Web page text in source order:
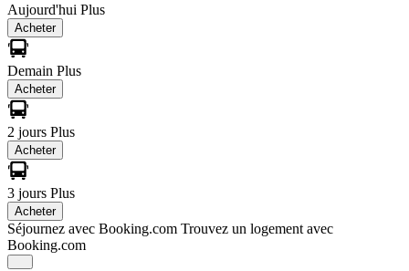
Aujourd'hui Plus
Acheter
Demain Plus
Acheter
2 jours Plus
Acheter
3 jours Plus
Acheter
Séjournez avec Booking.com Trouvez un logement avec
Booking.com